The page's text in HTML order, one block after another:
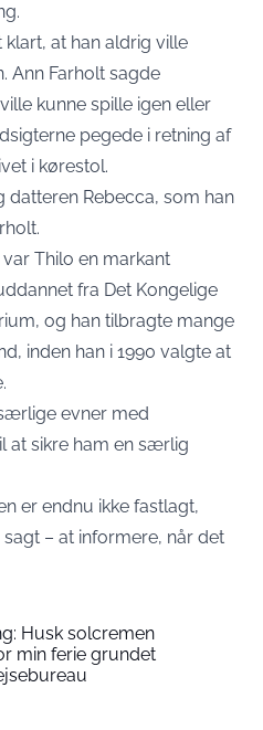
at han aldrig ville
Ann Farholt sagde
kunne spille igen eller
pegede i retning af
i kørestol.
datteren Rebecca, som han
Thilo en markant
fra Det Kongelige
og han tilbragte mange
inden han i 1990 valgte at
evner med
at sikre ham en særlig
er endnu ikke fastlagt,
– at informere, når det
Husk solcremen
min ferie grundet